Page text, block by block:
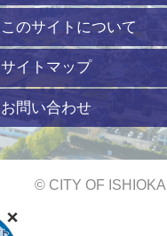
このサイトについて
サイトマップ
お問い合わせ
© CITY OF ISHIOKA.